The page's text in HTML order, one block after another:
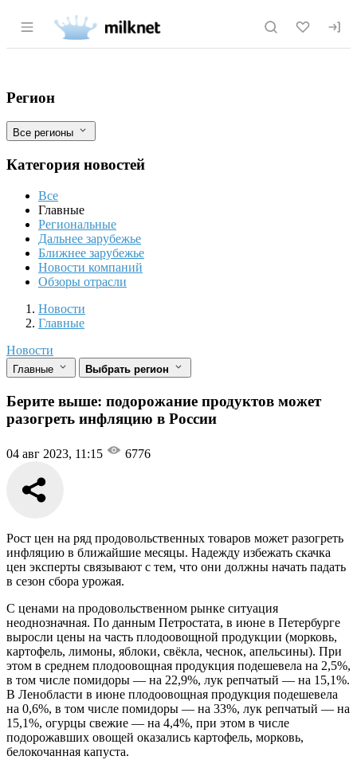
Раздел навигации по сайту milknet.ru
Берите выше: подорожание продуктов
Фильтры
Регион
Все регионы
Категория новостей
Все
Главные
Региональные
Дальнее зарубежье
Ближнее зарубежье
Новости компаний
Обзоры отрасли
Новости
Разделы
Новости
Главные
Новости
Главные Выбрать регион
Берите выше: подорожание продуктов может
разогреть инфляцию в России
04 авг 2023, 11:15 6776
Рост цен на ряд продовольственных товаров может разогреть
инфляцию в ближайшие месяцы. Надежду избежать скачка
цен эксперты связывают с тем, что они должны начать падать
в сезон сбора урожая.
С ценами на продовольственном рынке ситуация
неоднозначная. По данным Петростата, в июне в Петербурге
выросли цены на часть плодоовощной продукции (морковь,
картофель, лимоны, яблоки, свёкла, чеснок, апельсины). При
этом в среднем плодоовощная продукция подешевела на 2,5%,
в том числе помидоры — на 22,9%, лук репчатый — на 15,1%.
В Ленобласти в июне плодоовощная продукция подешевела
на 0,6%, в том числе помидоры — на 33%, лук репчатый — на
15,1%, огурцы свежие — на 4,4%, при этом в числе
подорожавших овощей оказались картофель, морковь,
белокочанная капуста.